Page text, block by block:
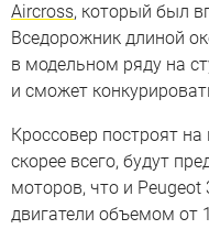
Aircross, который был
Вседорожник длиной
в модельном ряду на
и сможет
Кроссовер построят
скорее всего, будут
моторов, что и
двигатели объемом от